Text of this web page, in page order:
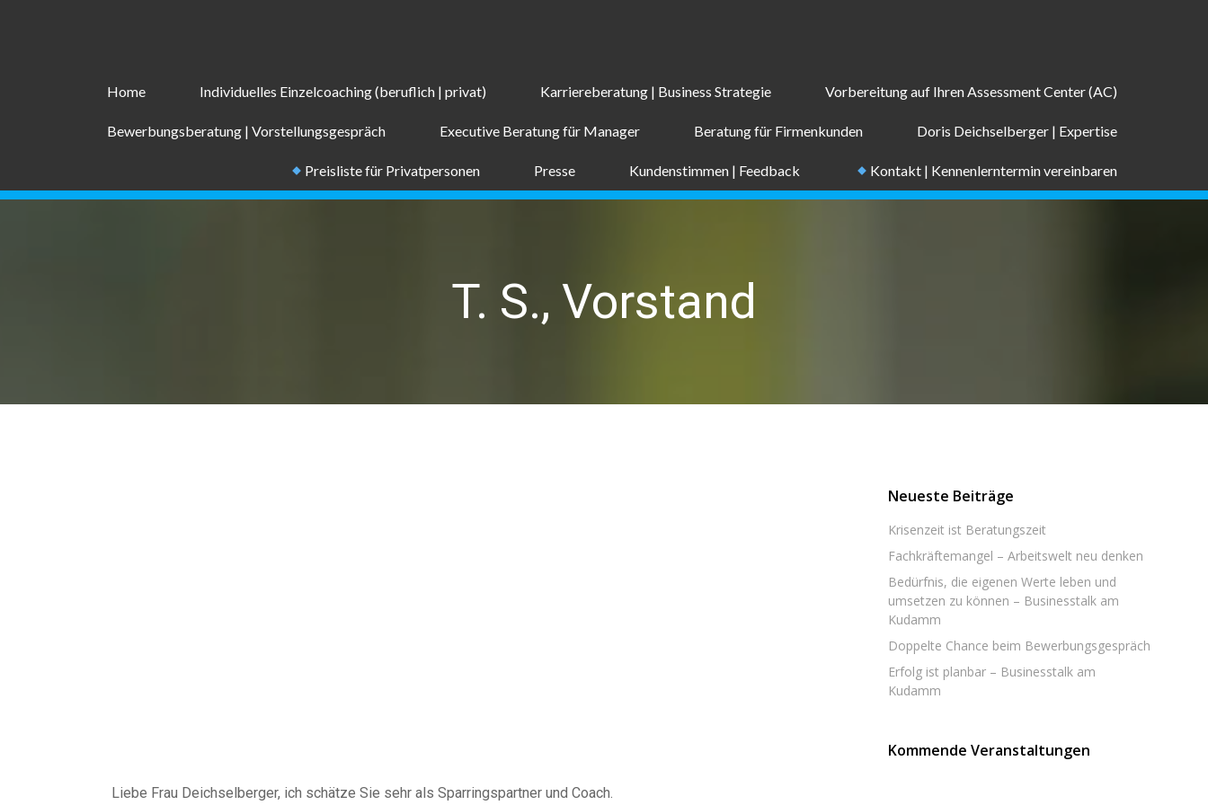
Home Individuelles Einzelcoaching (beruflich | privat) Karriereberatung | Business Strategie Vorbereitung auf Ihren Assessment Center (AC)
Bewerbungsberatung | Vorstellungsgespräch Executive Beratung für Manager Beratung für Firmenkunden Doris Deichselberger | Expertise
Preisliste für Privatpersonen Presse Kundenstimmen | Feedback Kontakt | Kennenlerntermin vereinbaren
T. S., Vorstand
Liebe Frau Deichselberger, ich schätze Sie sehr als Sparringspartner und Coach.
Neueste Beiträge
Krisenzeit ist Beratungszeit
Fachkräftemangel – Arbeitswelt neu denken
Bedürfnis, die eigenen Werte leben und
umsetzen zu können – Businesstalk am
Kudamm
Doppelte Chance beim Bewerbungsgespräch
Erfolg ist planbar – Businesstalk am
Kudamm
Kommende Veranstaltungen